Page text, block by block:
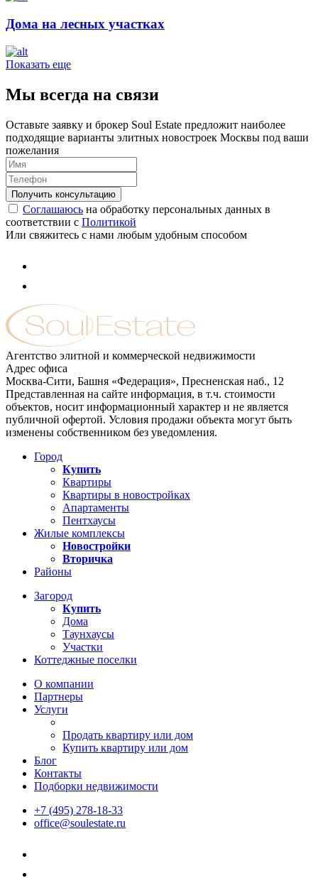
Дома на лесных участках
Показать еще
Мы всегда на связи
Оставьте заявку и брокер Soul Estate предложит наиболее
подходящие варианты элитных новостроек Москвы под ваши
пожелания
Соглашаюсь на обработку персональных данных в
соответствии с Политикой
Или свяжитесь с нами любым удобным способом
Агентство элитной и коммерческой недвижимости
Адрес офиса
Москва-Сити, Башня «Федерация», Пресненская наб., 12
Представленная на сайте информация, в т.ч. стоимости
объектов, носит информационный характер и не является
публичной офертой. Условия продажи объекта могут быть
изменены собственником без уведомления.
Город
Купить
Квартиры
Квартиры в новостройках
Апартаменты
Пентхаусы
Жилые комплексы
Новостройки
Вторичка
Районы
Загород
Купить
Дома
Таунхаусы
Участки
Коттеджные поселки
О компании
Партнеры
Услуги
Продать квартиру или дом
Купить квартиру или дом
Блог
Контакты
Подборки недвижимости
+7 (495) 278-18-33
office@soulestate.ru